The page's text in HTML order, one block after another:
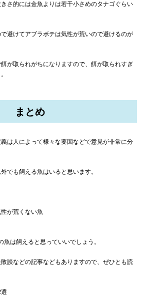
さ的には金魚よりは若干小さめのタナゴぐらい
避けてアブラボテは気性が荒いので避けるのが
が取られがちになりますので、餌が取られすぎ
まとめ
は人によって様々な要因などで意見が非常に分
でも飼える魚はいると思います。
が荒くない魚
は飼えると思っていいでしょう。
談などの記事などもありますので、ぜひとも読